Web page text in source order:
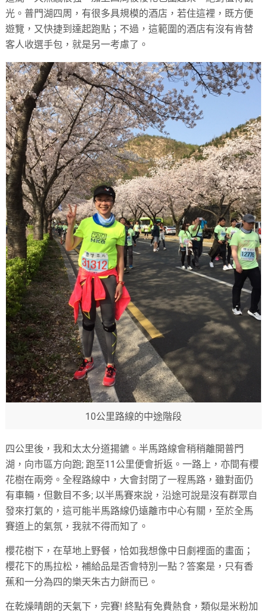
光。普門湖四周，有很多具規模的酒店，若住這裡，既方便
遊覽，又快捷到達起跑點；不過，這範圍的酒店有沒有肯替
客人收選手包，就是另一考慮了。
10公里路線的中途階段
四公里後，我和太太分道揚鑣。半馬路線會稍稍離開普門
湖，向市區方向跑; 跑至11公里便會折返。一路上，亦間有櫻
花樹在兩旁。全程路線中，大會封閉了一程馬路，雖對面仍
有車輛，但數目不多; 以半馬賽來說，沿途可說是沒有群眾自
發來打氣的，這可能半馬路線仍遠離市中心有關，至於全馬
賽道上的氣氛，我就不得而知了。
櫻花樹下，在草地上野餐，恰如我想像中日劇裡面的畫面；
櫻花下的馬拉松，補給品是否會特別一點？答案是，只有香
蕉和一分為四的樂天朱古力餅而已。
在乾燥晴朗的天氣下，完賽! 終點有免費熱食，類似是米粉加